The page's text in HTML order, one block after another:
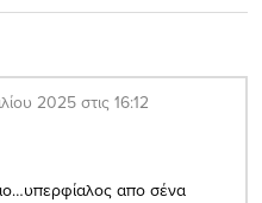
2025 στις 16:12
απο σένα